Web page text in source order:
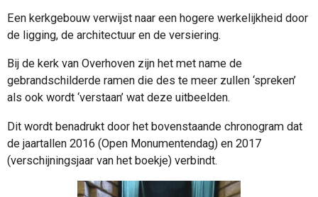
Een kerkgebouw verwijst naar een hogere werkelijkheid door
de ligging, de architectuur en de versiering.
Bij de kerk van Overhoven zijn het met name de
gebrandschilderde ramen die des te meer zullen ‘spreken’
als ook wordt ‘verstaan’ wat deze uitbeelden.
Dit wordt benadrukt door het bovenstaande chronogram dat
de jaartallen 2016 (Open Monumentendag) en 2017
(verschijningsjaar van het boekje) verbindt.